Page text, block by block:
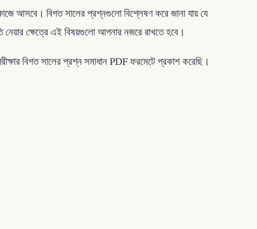
কাজে আসবে। বিগত সালের প্রশ্নগুলো বিশ্লেষণ করে জানা যায় যে
নেয়ার ক্ষেত্রে এই বিষয়গুলো আপনার নজরে রাখতে হবে।
বিগত সালের প্রশ্ন সমাধান PDF ফরমেটে প্রকাশ করেছি।